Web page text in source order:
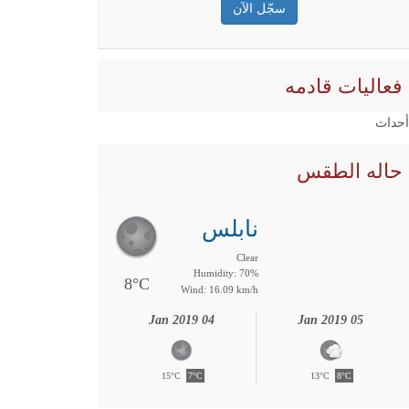
فعاليات قادمه
أحداث
حاله الطقس
8°C
نابلس
Clear
Humidity: 70%
Wind: 16.09 km/h
04 Jan 2019
15°C 7°C
05 Jan 2019
13°C 8°C